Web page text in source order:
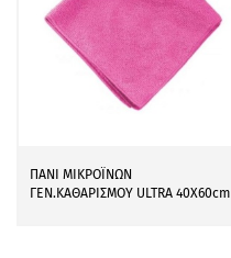
ΠΑΝΙ ΜΙΚΡΟΪΝΩΝ
ΓΕΝ.ΚΑΘΑΡΙΣΜΟΥ ULTRA 40Χ60cm